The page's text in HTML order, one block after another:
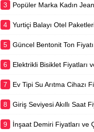
3 Popüler Marka Kadın Jean
4 Yurtiçi Balayı Otel
5 Güncel Bentonit Ton
6 Elektrikli Bisiklet Fiyatları ve
7 Ev Tipi Su Arıtma Cihazı
8 Giriş Seviyesi Akıllı Saat
9 İnşaat Demiri Fiyatları ve